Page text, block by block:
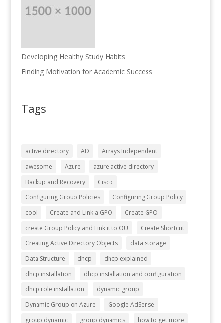
Developing Healthy Study Habits
Finding Motivation for Academic Success
Tags
active directory AD
Arrays Independent
awesome
Azure
azure active directory
Backup and Recovery
Cisco
Configuring Group Policies
Configuring Group Policy
cool
Create and Link a GPO
Create GPO
create Group Policy and Link it to OU
Create Shortcut
Creating Active Directory Objects
data storage
Data Structure
dhcp
dhcp explained
dhcp installation
dhcp installation and configuration
dhcp role installation
dynamic group
Dynamic Group on Azure
Google AdSense
group dynamic
group dynamics how to get more